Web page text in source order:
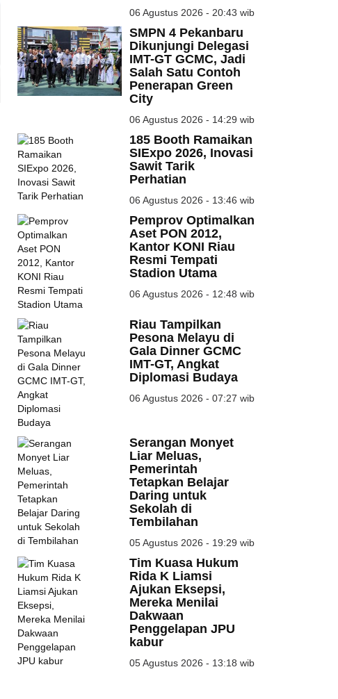
06 Agustus 2026 - 20:43 wib
SMPN 4 Pekanbaru
Dikunjungi Delegasi
IMT-GT GCMC, Jadi
Salah Satu Contoh
Penerapan Green
City
06 Agustus 2026 - 14:29 wib
185 Booth Ramaikan
SIExpo 2026, Inovasi
Sawit Tarik
Perhatian
06 Agustus 2026 - 13:46 wib
Pemprov Optimalkan
Aset PON 2012,
Kantor KONI Riau
Resmi Tempati
Stadion Utama
06 Agustus 2026 - 12:48 wib
Riau Tampilkan
Pesona Melayu di
Gala Dinner GCMC
IMT-GT, Angkat
Diplomasi Budaya
06 Agustus 2026 - 07:27 wib
Serangan Monyet
Liar Meluas,
Pemerintah
Tetapkan Belajar
Daring untuk
Sekolah di
Tembilahan
05 Agustus 2026 - 19:29 wib
Tim Kuasa Hukum
Rida K Liamsi
Ajukan Eksepsi,
Mereka Menilai
Dakwaan
Penggelapan JPU
kabur
05 Agustus 2026 - 13:18 wib